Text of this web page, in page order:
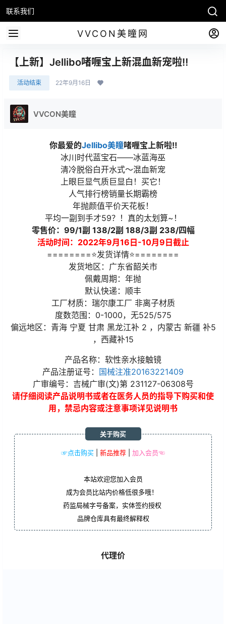
联系我们
VVCON美瞳网
【上新】Jellibo啫喱宝上新混血新宠啦‼
活动结束 22年9月16日
VVCON美瞳
你最爱的Jellibo美瞳啫喱宝上新啦‼
冰川时代蓝宝石——冰蓝海巫
清冷脱俗白开水式～混血新宠
上眼巨显气质巨显白！买它！
人气排行榜销量长期霸榜
年抛颜值平价天花板！
平均一副到手才59？！真的太划算~！
零售价：99/1副 138/2副 188/3副 238/四幅
活动时间：2022年9月16日-10月9日截止
========⭐发货详情⭐========
发货地区：广东省韶关市
佩戴周期：年抛
默认快递：顺丰
工厂材质：瑞尔康工厂 非离子材质
度数范围：0-1000，无525/575
偏远地区：青海 宁夏 甘肃 黑龙江补 2 ，内蒙古 新疆 补5
，西藏补15
产品名称：软性亲水接触镜
产品注册证号： 国械注准20163221409
广审编号：吉械广审(文)第 231127-06308号
请仔细阅读产品说明书或者在医务人员的指导下购买和使
用，禁忌内容或注意事项详见说明书
☞点击购买 新品推荐 加入会员☜
关于购买
本站欢迎您加入会员
成为会员比站内价格低很多哦！
药监局械字号备案，实体签约授权
品牌仓库具有最终解释权
代理价